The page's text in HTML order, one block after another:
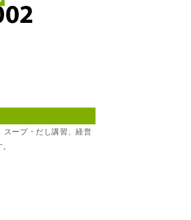
スープ・だし講習、経営